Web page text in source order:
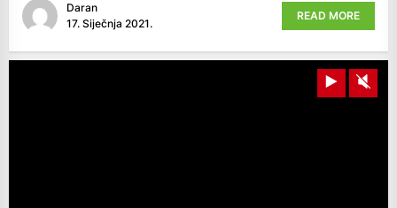
Daran
17. Siječnja 2021.
READ MORE
Play